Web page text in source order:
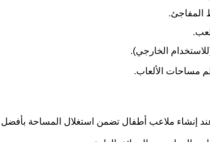
المفاجئ.
الخارجي).
مساحات الألعاب.
إنشاء ملاعب أطفال تضمن استغلال المساحة